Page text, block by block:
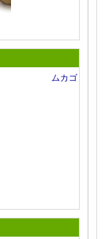
ムカゴ